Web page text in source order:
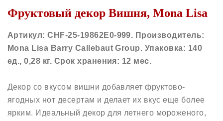
Фруктовый декор Вишня, Mona Lisa
Артикул: CHF-25-19862E0-999. Производитель:
Mona Lisa Barry Callebaut Group. Упаковка: 140
ед., 0,28 кг. Срок хранения: 12 мес.
Декор со вкусом вишни добавляет фруктово-
ягодных нот десертам и делает их вкус еще более
ярким. Идеальный декор для летнего мороженого,